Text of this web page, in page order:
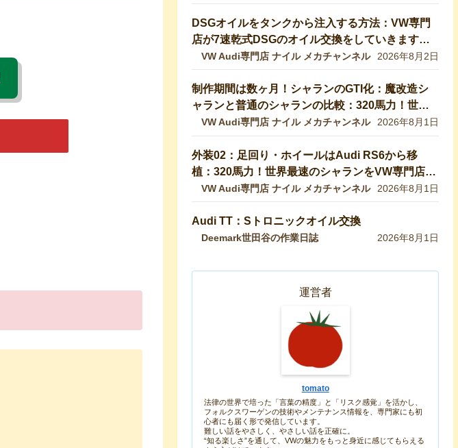
DSGオイルをタンクから注入する方法：VW専門
店が7速乾式DSGのオイル交換をしていきます！
DQ200【VW修理】
VW Audi専門店 ナイル メカチャンネル 2026年8月2日
制作期間は数ヶ月！シャランのGTI化：魔改造シ
ャランと普通のシャランの比較：320馬力！世界
最速のシャランをVW専門店が生み出したので紹
介します！ 【VW修理】
VW Audi専門店 ナイル メカチャンネル 2026年8月1日
外装02：足回り・ホイールはAudi RS6から移
植：320馬力！世界最速のシャランをVW専門店が
生み出したので紹介します！
VW Audi専門店 ナイル メカチャンネル 2026年8月1日
Audi TT：Sトロニックオイル交換
Deemark世田谷の作業日誌 2026年8月1日
運営者
tomato
法律の世界で培った「言葉の精度」と「リスク感覚」を活かし、
フォルクスワーゲンの技術やメンテナンス情報を、専門家にも初
心者にも届く形で発信しています。
難しい話をやさしく、やさしい話を正確に。
“知る楽しさ”を通して、VWの魅力をもっと身近に感じてもらえる